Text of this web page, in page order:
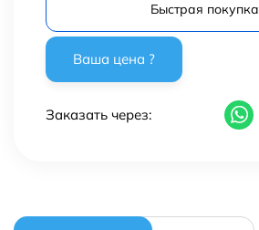
Быстрая покупка
Заказать через: